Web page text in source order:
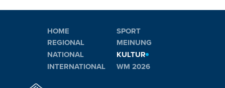
HOME
REGIONAL
NATIONAL
INTERNATIONAL
SPORT
MEINUNG
KULTUR
WM 2026